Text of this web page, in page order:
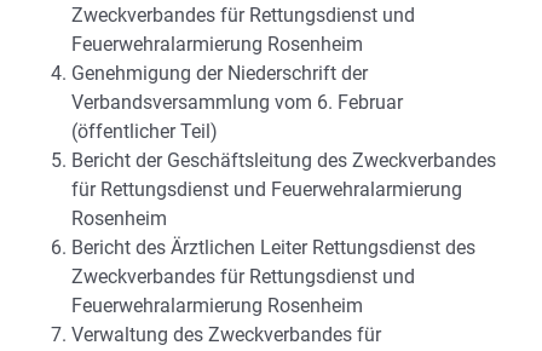
Zweckverbandes für Rettungsdienst und
Feuerwehralarmierung Rosenheim
Genehmigung der Niederschrift der
Verbandsversammlung vom 6. Februar
(öffentlicher Teil)
Bericht der Geschäftsleitung des Zweckverbandes
für Rettungsdienst und Feuerwehralarmierung
Rosenheim
Bericht des Ärztlichen Leiter Rettungsdienst des
Zweckverbandes für Rettungsdienst und
Feuerwehralarmierung Rosenheim
Verwaltung des Zweckverbandes für